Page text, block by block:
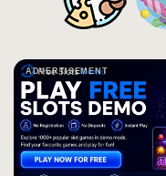
ADVERTISEMENT